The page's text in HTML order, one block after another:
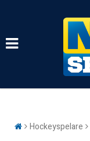
Hockeyspelare